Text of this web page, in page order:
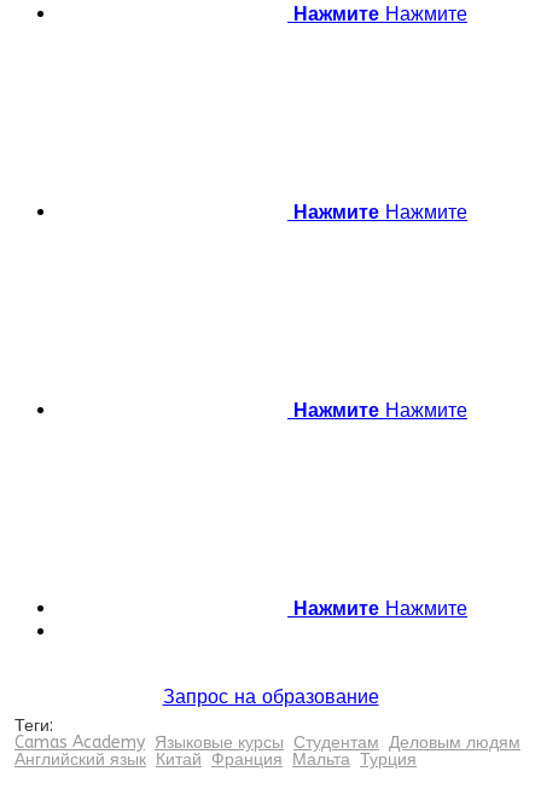
Нажмите Нажмите
Нажмите Нажмите
Нажмите Нажмите
Нажмите Нажмите
Запрос на образование
Теги:
Camas Academy Языковые курсы Студентам Деловым людям
Английский язык Китай Франция Мальта Турция